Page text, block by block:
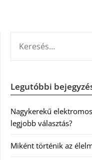
Legutóbbi
Nagykerekű
legjobb választás?
Miként történik az